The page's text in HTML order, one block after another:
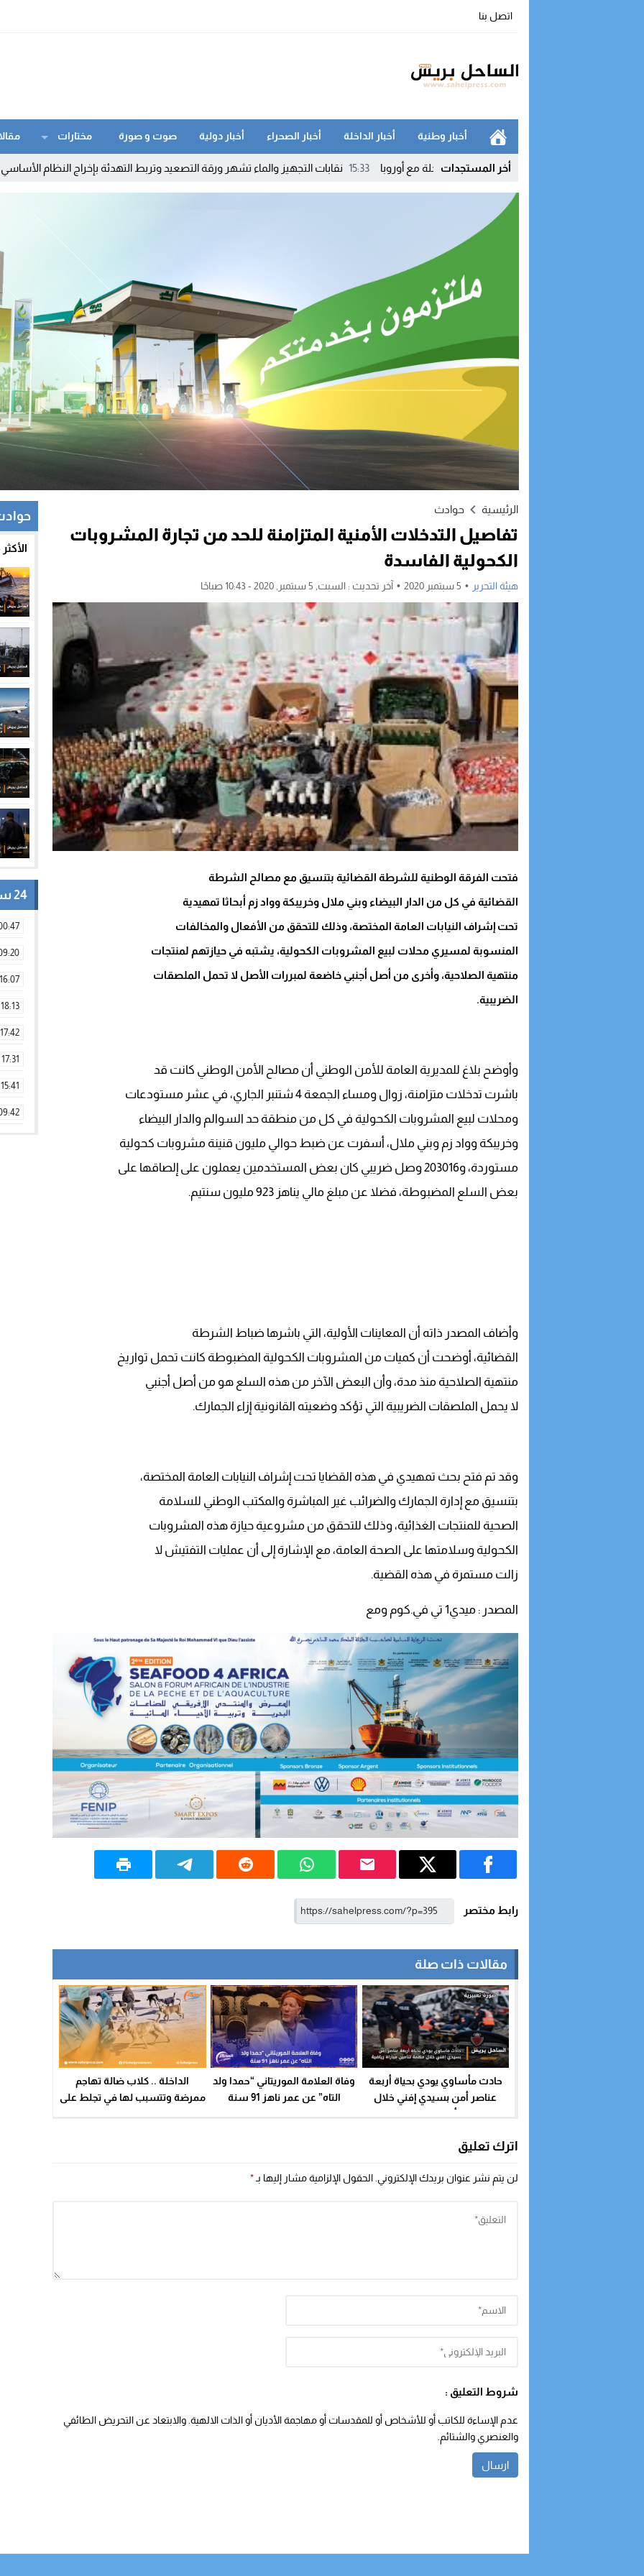
اتصل بنا
أخبار وطنية أخبار الداخلة أخبار الصحراء أخبار دولية صوت و صورة مختارات
أخر المستجدات
إير” يعزز الربط الجوي للداخلة مع أوروبا 15:33 نقابات التجهيز والماء تشهر ورقة التصعيد وتربط التهدئة بإخراج النظام الأساسي 11:53 تشديد
الرئيسية حوادث
تفاصيل التدخلات الأمنية المتزامنة للحد من تجارة المشروبات
الكحولية الفاسدة
هيئة التحرير 5 سبتمبر 2020 آخر تحديث : السبت, 5 سبتمبر, 2020 - 10:43 صباحًا
فتحت الفرقة الوطنية للشرطة القضائية بتنسيق مع مصالح الشرطة
القضائية في كل من الدار البيضاء وبني ملال وخريبكة وواد زم أبحاثا تمهيدية
تحت إشراف النيابات العامة المختصة، وذلك للتحقق من الأفعال والمخالفات
المنسوبة لمسيري محلات لبيع المشروبات الكحولية، يشتبه في حيازتهم لمنتجات
منتهية الصلاحية، وأخرى من أصل أجنبي خاضعة لمبررات الأصل لا تحمل الملصقات
الضريبية.
وأوضح بلاغ للمديرية العامة للأمن الوطني أن مصالح الأمن الوطني كانت قد
باشرت تدخلات متزامنة، زوال ومساء الجمعة 4 شتنبر الجاري، في عشر مستودعات
ومحلات لبيع المشروبات الكحولية في كل من منطقة حد السوالم والدار البيضاء
وخريبكة وواد زم وبني ملال، أسفرت عن ضبط حوالي مليون قنينة مشروبات كحولية
مستوردة، و203016 وصل ضريبي كان بعض المستخدمين يعملون على إلصاقها على
بعض السلع المضبوطة، فضلا عن مبلغ مالي يناهز 923 مليون سنتيم.
وأضاف المصدر ذاته أن المعاينات الأولية، التي باشرها ضباط الشرطة
القضائية، أوضحت أن كميات من المشروبات الكحولية المضبوطة كانت تحمل تواريخ
منتهية الصلاحية منذ مدة، وأن البعض الآخر من هذه السلع هو من أصل أجنبي
لا يحمل الملصقات الضريبية التي تؤكد وضعيته القانونية إزاء الجمارك.
وقد تم فتح بحث تمهيدي في هذه القضايا تحت إشراف النيابات العامة المختصة،
بتنسيق مع إدارة الجمارك والضرائب غير المباشرة والمكتب الوطني للسلامة
الصحية للمنتجات الغذائية، وذلك للتحقق من مشروعية حيازة هذه المشروبات
الكحولية وسلامتها على الصحة العامة، مع الإشارة إلى أن عمليات التفتيش لا
زالت مستمرة في هذه القضية.
المصدر : ميدي1 تي في.كوم ومع
رابط مختصر
مقالات ذات صلة
حادث مأساوي يودي بحياة أربعة
عناصر أمن بسيدي إفني خلال
مهمة لتأمين مباراة رياضية
وفاة العلامة الموريتاني “حمدا ولد
التاه” عن عمر ناهز 91 سنة
الداخلة .. كلاب ضالة تهاجم
ممرضة وتتسبب لها في تجلط على
اترك تعليق
لن يتم نشر عنوان بريدك الإلكتروني. الحقول الإلزامية مشار إليها بـ *
شروط التعليق :
عدم الإساءة للكاتب أو للأشخاص أو للمقدسات أو مهاجمة الأديان أو الذات الالهية. والابتعاد عن التحريض الطائفي
والعنصري والشتائم.
24 ساعة
16:07
18:13
17:42
17:31
15:41